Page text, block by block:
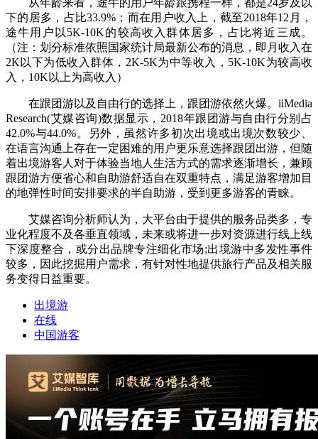
从年龄来看，途牛的用户年龄跟携程一样，都是24岁及以
下的居多，占比33.9%；而在用户收入上，截至2018年12月，
途牛用户以5K-10K的较高收入群体居多，占比将近三成。
（注：划分标准依照国家统计局最新公布的消息，即月收入在
2K以下为低收入群体，2K-5K为中等收入，5K-10K为较高收
入，10K以上为高收入）
在跟团游以及自由行的选择上，跟团游依然火爆。iiMedia
Research(艾媒咨询)数据显示，2018年跟团游与自由行分别占
42.0%与44.0%。另外，虽然许多初次出境或出境次数较少、
在语言沟通上存在一定困难的用户更乐意选择跟团出游，但随
着出境游客人对于体验当地人生活方式的需求逐渐增长，兼顾
跟团游方便省心和自助游舒适自在双重特点，满足游客增加目
的地弹性时间安排要求的半自助游，受到更多游客的青睐。
艾媒咨询分析师认为，大平台由于提供的服务品类多，专
业化程度不及各垂直领域，未来或将进一步对资源进行线上线
下深度整合，或分出品牌专注细化市场;出境游中多发性事件
较多，因此挖掘用户需求，有针对性地提供旅行产品及相关服
务变得日益重要。
出境游
在线
中国游客